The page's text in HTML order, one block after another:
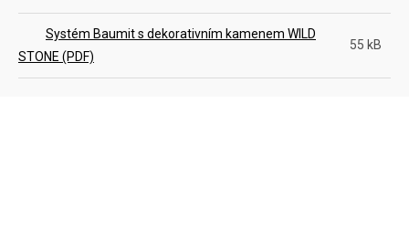
Systém Baumit s dekorativním kamenem WILD
STONE (PDF)
55 kB